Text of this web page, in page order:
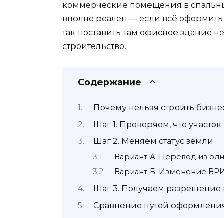
коммерческие помещения в
вполне реален — если всё
так поставить там офисное здание
строительство.
Содержание
Почему нельзя строить
Шаг 1. Проверяем, что
Шаг 2. Меняем статус земли
Вариант А: Перевод из
Вариант Б: Изменение
Шаг 3. Получаем разрешение
Сравнение путей